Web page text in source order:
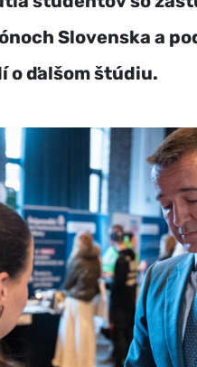
Slovenska a
o ďalšom štúdiu.